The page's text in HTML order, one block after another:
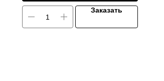
Заказать